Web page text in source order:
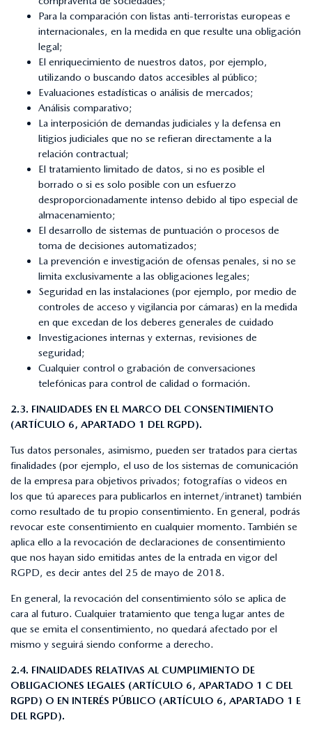
Para la comparación con listas anti-terroristas europeas e
internacionales, en la medida en que resulte una obligación
legal;
El enriquecimiento de nuestros datos, por ejemplo,
utilizando o buscando datos accesibles al público;
Evaluaciones estadísticas o análisis de mercados;
Análisis comparativo;
La interposición de demandas judiciales y la defensa en
litigios judiciales que no se refieran directamente a la
relación contractual;
El tratamiento limitado de datos, si no es posible el
borrado o si es solo posible con un esfuerzo
desproporcionadamente intenso debido al tipo especial de
almacenamiento;
El desarrollo de sistemas de puntuación o procesos de
toma de decisiones automatizados;
La prevención e investigación de ofensas penales, si no se
limita exclusivamente a las obligaciones legales;
Seguridad en las instalaciones (por ejemplo, por medio de
controles de acceso y vigilancia por cámaras) en la medida
en que excedan de los deberes generales de cuidado
Investigaciones internas y externas, revisiones de
seguridad;
Cualquier control o grabación de conversaciones
telefónicas para control de calidad o formación.
2.3. FINALIDADES EN EL MARCO DEL CONSENTIMIENTO
(ARTÍCULO 6, APARTADO 1 DEL RGPD).
Tus datos personales, asimismo, pueden ser tratados para ciertas
finalidades (por ejemplo, el uso de los sistemas de comunicación
de la empresa para objetivos privados; fotografías o videos en
los que tú apareces para publicarlos en internet/intranet) también
como resultado de tu propio consentimiento. En general, podrás
revocar este consentimiento en cualquier momento. También se
aplica ello a la revocación de declaraciones de consentimiento
que nos hayan sido emitidas antes de la entrada en vigor del
RGPD, es decir antes del 25 de mayo de 2018.
En general, la revocación del consentimiento sólo se aplica de
cara al futuro. Cualquier tratamiento que tenga lugar antes de
que se emita el consentimiento, no quedará afectado por el
mismo y seguirá siendo conforme a derecho.
2.4. FINALIDADES RELATIVAS AL CUMPLIMIENTO DE
OBLIGACIONES LEGALES (ARTÍCULO 6, APARTADO 1 C DEL
RGPD) O EN INTERÉS PÚBLICO (ARTÍCULO 6, APARTADO 1 E
DEL RGPD).